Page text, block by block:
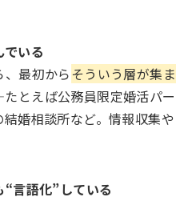
いる
、最初から そういう層が集ま
とえば公務員限定婚活パー
婚相談所など。情報収集や
言語化”している